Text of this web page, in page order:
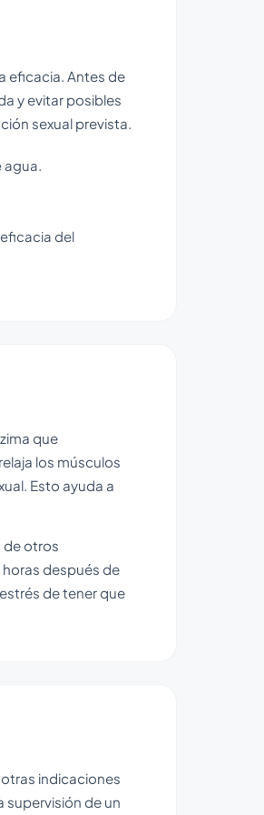
eficacia. Antes de
y evitar posibles
sexual prevista.
del
que
los músculos
Esto ayuda a
de otros
después de
de tener que
indicaciones
supervisión de un